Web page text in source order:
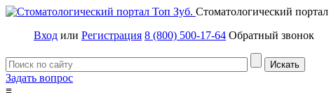
Стоматологический портал
Вход или Регистрация 8 (800) 500-17-64 Обратный звонок
Задать вопрос
≡